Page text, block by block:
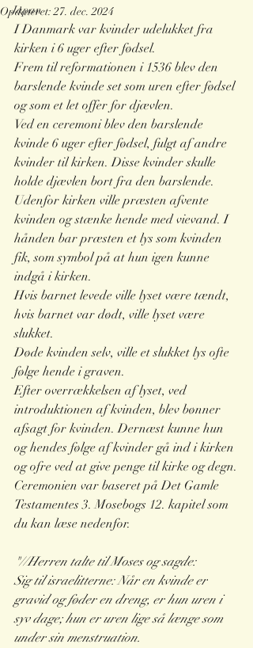
Japan
Opdateret:27. dec. 2024
I Danmark var kvinder udelukket fra
kirken i 6 uger efter fødsel.
Frem til reformationen i 1536 blev den
barslende kvinde set som uren efter fødsel
og som et let offer for djævlen.
Ved en ceremoni blev den barslende
kvinde 6 uger efter fødsel, fulgt af andre
kvinder til kirken. Disse kvinder skulle
holde djævlen bort fra den barslende.
Udenfor kirken ville præsten afvente
kvinden og stænke hende med vievand. I
hånden bar præsten et lys som kvinden
fik, som symbol på at hun igen kunne
indgå i kirken.
Hvis barnet levede ville lyset være tændt,
hvis barnet var dødt, ville lyset være
slukket.
Døde kvinden selv, ville et slukket lys ofte
følge hende i graven.
Efter overrækkelsen af lyset, ved
introduktionen af kvinden, blev bønner
afsagt for kvinden. Dernæst kunne hun
og hendes følge af kvinder gå ind i kirken
og ofre ved at give penge til kirke og degn.
Ceremonien var baseret på Det Gamle
Testamentes 3. Mosebogs 12. kapitel som
du kan læse nedenfor.
"//Herren talte til Moses og sagde:
Sig til israelitterne: Når en kvinde er
gravid og føder en dreng, er hun uren i
syv dage; hun er uren lige så længe som
under sin menstruation.